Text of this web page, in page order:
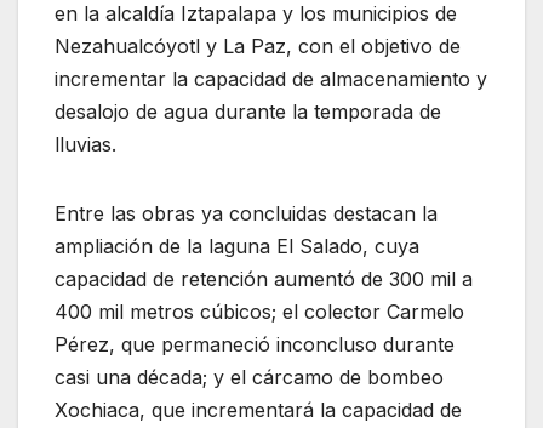
en la alcaldía Iztapalapa y los municipios de
Nezahualcóyotl y La Paz, con el objetivo de
incrementar la capacidad de almacenamiento y
desalojo de agua durante la temporada de
lluvias.
Entre las obras ya concluidas destacan la
ampliación de la laguna El Salado, cuya
capacidad de retención aumentó de 300 mil a
400 mil metros cúbicos; el colector Carmelo
Pérez, que permaneció inconcluso durante
casi una década; y el cárcamo de bombeo
Xochiaca, que incrementará la capacidad de